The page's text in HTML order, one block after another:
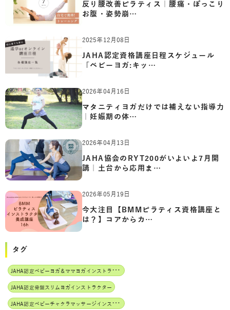
反り腰改善ピラティス｜腰痛・ぽっこり
お腹・姿勢崩…
2025年12月08日
JAHA認定資格講座日程スケジュール
「ベビーヨガ:キッ…
2026年04月16日
マタニティヨガだけでは補えない指導力
｜妊娠期の体…
2026年04月13日
JAHA協会のRYT200がいよいよ7月開
講｜土台から応用ま…
2026年05月19日
今大注目【BMMピラティス資格講座と
は？】コアからカ…
タグ
J
AHA認定ベビーヨガ＆ママヨガインストラクター
JAHA認定骨盤スリムヨガインストラクター
J
AHA認定ベビーチャクラマッサージインストラクター